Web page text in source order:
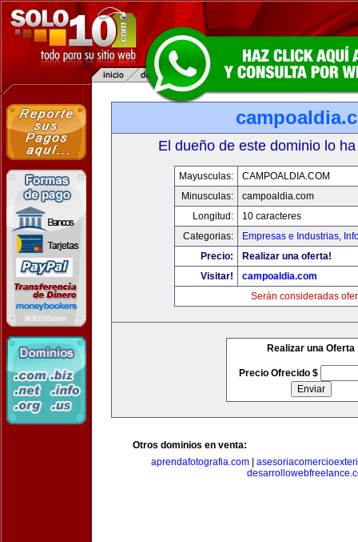
El dueño de este dominio lo
Mayusculas:
CAMPOALDIA.COM
Minusculas:
campoaldia.com
Longitud:
10 caracteres
Categorias:
Empresas e Industrias,
Precio:
Realizar una oferta!
Visitar!
campoaldia.com
Serán consideradas
Realizar una Oferta
Precio Ofrecido $
Otros dominios en venta:
aprendafotografia.com